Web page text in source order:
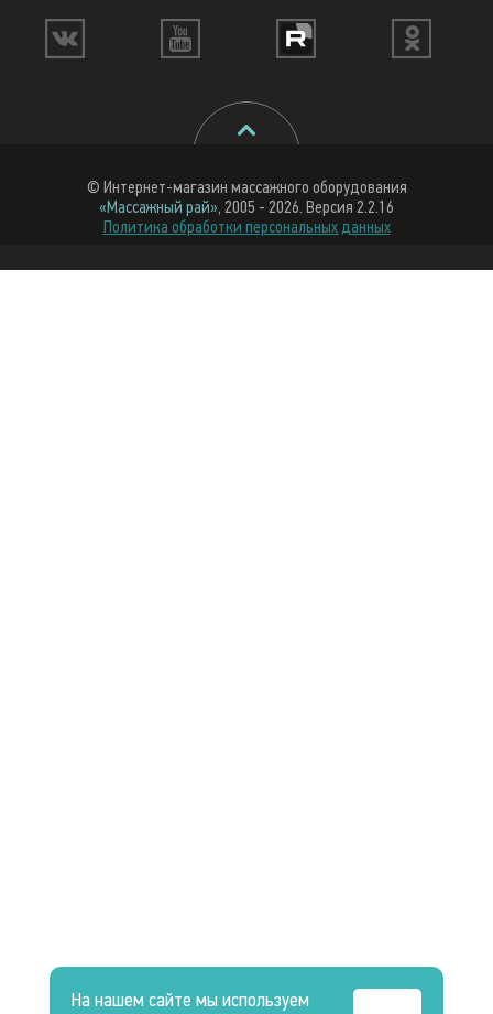
© Интернет-магазин массажного оборудования
«Массажный рай», 2005 - 2026. Версия 2.2.16
Политика обработки персональных данных
На нашем сайте мы используем